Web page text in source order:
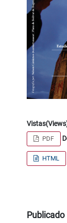
PDF
HTML
Publicado